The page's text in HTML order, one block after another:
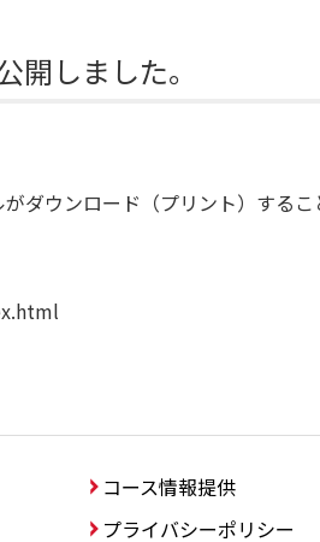
しました。
ダウンロード（プリント）するこ
コース情報提供
プライバシーポリシー